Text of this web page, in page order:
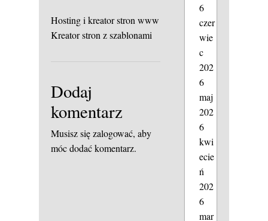
Hosting i kreator stron www
Kreator stron z szablonami
Dodaj
komentarz
Musisz sięzalogować, aby
móc dodać komentarz.
6
czer
wie
c
202
6
maj
202
6
kwi
ecie
ń
202
6
mar